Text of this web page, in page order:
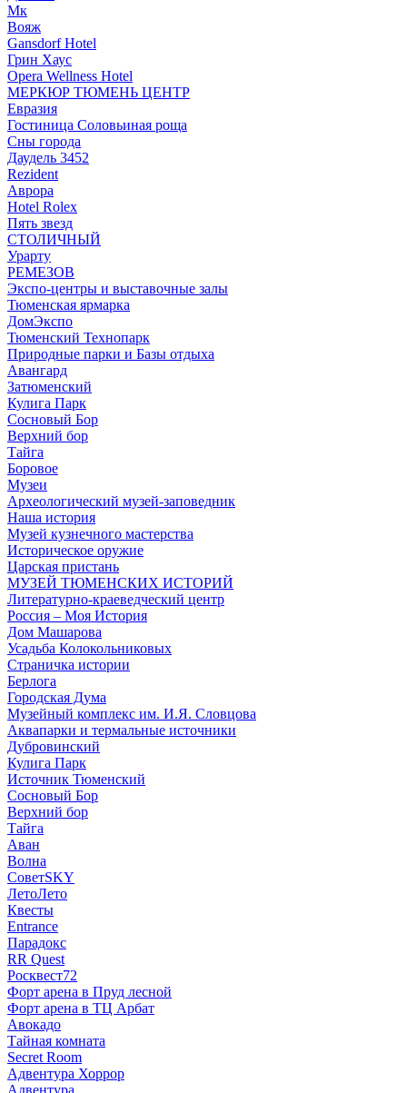
Мк
Вояж
Gansdorf Hotel
Грин Хаус
Opera Wellness Hotel
МЕРКЮР ТЮМЕНЬ ЦЕНТР
Евразия
Гостиница Соловьиная роща
Сны города
Даудель 3452
Rezident
Аврора
Hotel Rolex
Пять звезд
СТОЛИЧНЫЙ
Урарту
РЕМЕЗОВ
Экспо-центры и выставочные залы
Тюменская ярмарка
ДомЭкспо
Тюменский Технопарк
Природные парки и Базы отдыха
Авангард
Затюменский
Кулига Парк
Сосновый Бор
Верхний бор
Тайга
Боровое
Музеи
Археологический музей-заповедник
Наша история
Музей кузнечного мастерства
Историческое оружие
Царская пристань
МУЗЕЙ ТЮМЕНСКИХ ИСТОРИЙ
Литературно-краеведческий центр
Россия – Моя История
Дом Машарова
Усадьба Колокольниковых
Страничка истории
Берлога
Городская Дума
Музейный комплекс им. И.Я. Словцова
Аквапарки и термальные источники
Дубровинский
Кулига Парк
Источник Тюменский
Сосновый Бор
Верхний бор
Тайга
Аван
Волна
СоветSKY
ЛетоЛето
Квесты
Entrance
Парадокс
RR Quest
Росквест72
Форт арена в Пруд лесной
Форт арена в ТЦ Арбат
Авокадо
Тайная комната
Secret Room
Адвентура Хоррор
Адвентура